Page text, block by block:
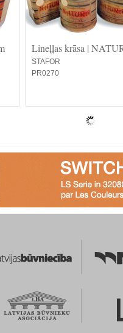
Lineļļas krāsa |
STAFOR
PR0270